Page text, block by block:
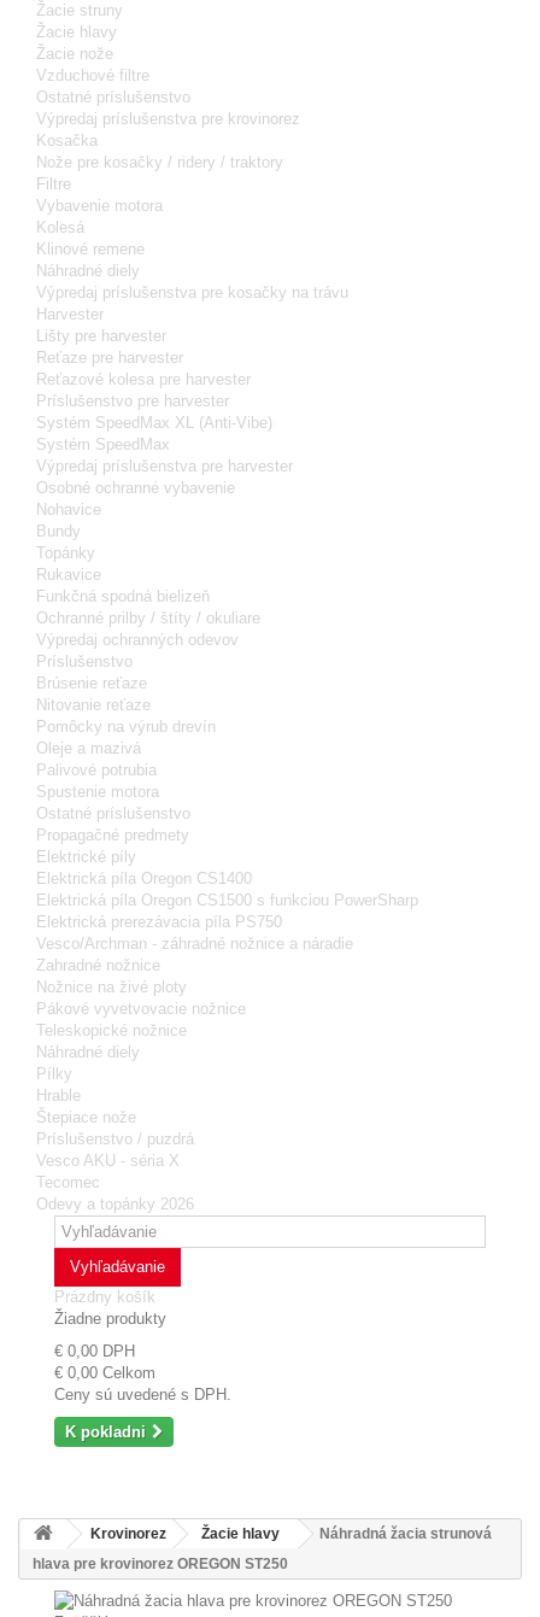
Žacie struny
Žacie hlavy
Žacie nože
Vzduchové filtre
Ostatné príslušenstvo
Výpredaj príslušenstva pre krovinorez
Kosačka
Nože pre kosačky / ridery / traktory
Filtre
Vybavenie motora
Kolesá
Klinové remene
Náhradné diely
Výpredaj príslušenstva pre kosačky na trávu
Harvester
Lišty pre harvester
Reťaze pre harvester
Reťazové kolesa pre harvester
Príslušenstvo pre harvester
Systém SpeedMax XL (Anti-Vibe)
Systém SpeedMax
Výpredaj príslušenstva pre harvester
Osobné ochranné vybavenie
Nohavice
Bundy
Topánky
Rukavice
Funkčná spodná bielizeň
Ochranné prilby / štíty / okuliare
Výpredaj ochranných odevov
Príslušenstvo
Brúsenie reťaze
Nitovanie reťaze
Pomôcky na výrub drevín
Oleje a mazivá
Palivové potrubia
Spustenie motora
Ostatné príslušenstvo
Propagačné predmety
Elektrické píly
Elektrická píla Oregon CS1400
Elektrická píla Oregon CS1500 s funkciou PowerSharp
Elektrická prerezávacia píla PS750
Vesco/Archman - záhradné nožnice a náradie
Zahradné nožnice
Nožnice na živé ploty
Pákové vyvetvovacie nožnice
Teleskopické nožnice
Náhradné diely
Pílky
Hrable
Štepiace nože
Príslušenstvo / puzdrá
Vesco AKU - séria X
Tecomec
Odevy a topánky 2026
Vyhľadávanie
Prázdny košík
Žiadne produkty
€ 0,00 DPH
€ 0,00 Celkom
Ceny sú uvedené s DPH.
K pokladni
Krovinorez Žacie hlavy
Náhradná žacia strunová
hlava pre krovinorez OREGON ST250